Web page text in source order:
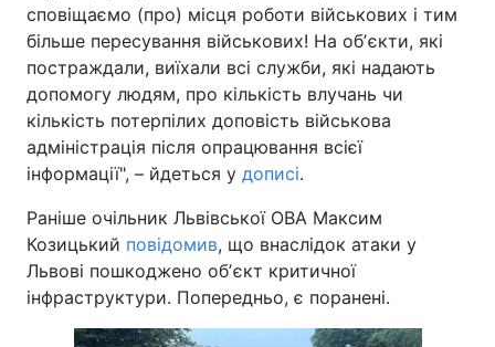
сповіщаємо (про) місця роботи військових і тим
більше пересування військових! На обʼєкти, які
постраждали, виїхали всі служби, які надають
допомогу людям, про кількість влучань чи
кількість потерпілих доповість військова
адміністрація після опрацювання всієї
інформації", – йдеться у дописі.
Раніше очільник Львівської ОВА Максим
Козицький повідомив, що внаслідок атаки у
Львові пошкоджено обʼєкт критичної
інфраструктури. Попередньо, є поранені.